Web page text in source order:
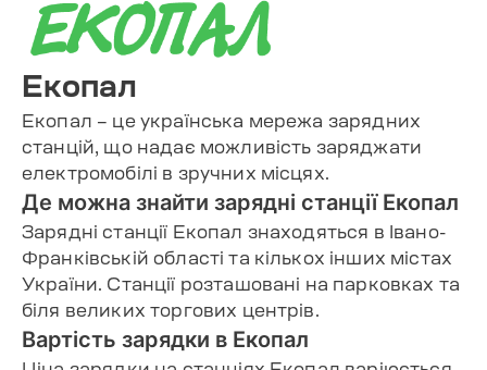
Екопал
Екопал – це українська мережа зарядних
станцій, що надає можливість заряджати
електромобілі в зручних місцях.
Де можна знайти зарядні станції Екопал
Зарядні станції Екопал знаходяться в Івано-
Франківській області та кількох інших містах
України. Станції розташовані на парковках та
біля великих торгових центрів.
Вартість зарядки в Екопал